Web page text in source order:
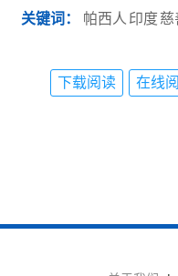
关键词：
帕西人 印度慈
下载阅读 在线